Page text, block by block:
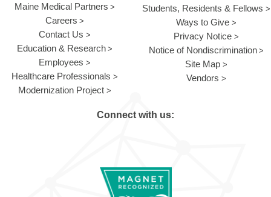
Maine Medical Partners
Careers
Contact Us
Education & Research
Employees
Healthcare Professionals
Modernization Project
Students, Residents & Fellows
Ways to Give
Privacy Notice
Notice of Nondiscrimination
Site Map
Vendors
Connect with us: